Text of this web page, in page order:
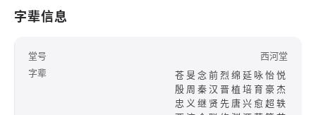
字辈信息
堂号
西河堂
字辈
苍旻念前烈绵延咏怡悦
殷周秦汉晋植培育豪杰
忠义继贤先唐兴愈超轶